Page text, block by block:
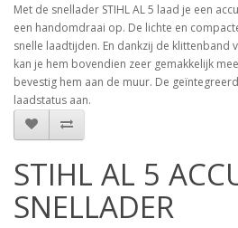
Met de snellader STIHL AL 5 laad je een
een handomdraai op. De lichte en
snelle laadtijden. En dankzij de klittenband
kan je hem bovendien zeer gemakkelijk
bevestig hem aan de muur. De
laadstatus aan.
STIHL AL 5
SNELLADER